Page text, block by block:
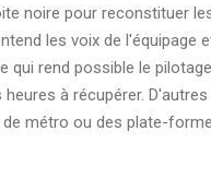
noire pour reconstituer
les voix de l'équipage
rend possible le
à récupérer.
métro ou des plate-